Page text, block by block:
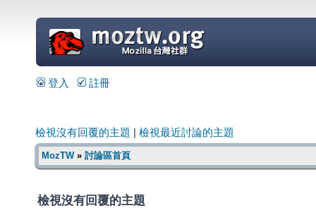
=
登入 註冊
檢視沒有回覆的主題 檢視最近討論的主題
MozTW» 討論區首頁
檢視沒有回覆的主題